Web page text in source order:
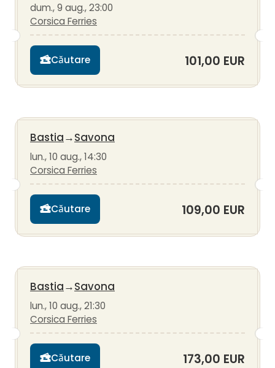
dum., 9 aug., 23:00
Corsica Ferries
Căutare 101,00 EUR
Bastia→Savona
lun., 10 aug., 14:30
Corsica Ferries
Căutare 109,00 EUR
Bastia→Savona
lun., 10 aug., 21:30
Corsica Ferries
Căutare 173,00 EUR